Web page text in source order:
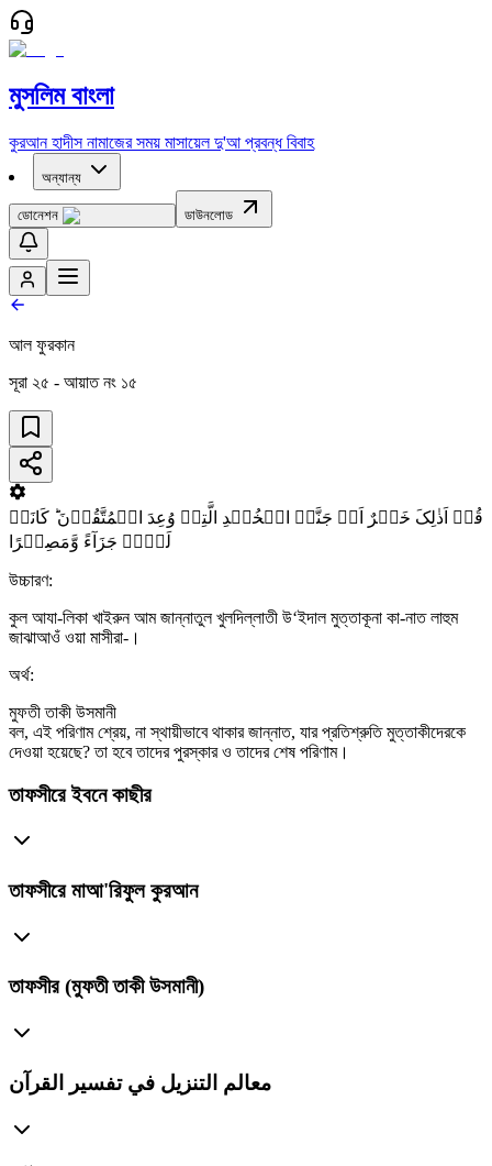
মুসলিম বাংলা
কুরআন হাদীস নামাজের সময় মাসায়েল দু'আ প্রবন্ধ বিবাহ
অন্যান্য
ডোনেশন ডাউনলোড
আল ফুরকান
সূরা ২৫ - আয়াত নং ১৫
قُلۡ اَذٰلِکَ خَیۡرٌ اَمۡ جَنَّۃُ الۡخُلۡدِ الَّتِیۡ وُعِدَ الۡمُتَّقُوۡنَ ؕ کَانَتۡ
لَہُمۡ جَزَآءً وَّمَصِیۡرًا
উচ্চারণ:
কুল আযা-লিকা খাইরুন আম জান্নাতুল খুলদিল্লাতী উ‘ইদাল মুত্তাকূনা কা-নাত লাহুম
জাঝাআওঁ ওয়া মাসীরা-।
অর্থ:
মুফতী তাকী উসমানী
বল, এই পরিণাম শ্রেয়, না স্থায়ীভাবে থাকার জান্নাত, যার প্রতিশ্রুতি মুত্তাকীদেরকে
দেওয়া হয়েছে? তা হবে তাদের পুরস্কার ও তাদের শেষ পরিণাম।
তাফসীরে ইবনে কাছীর
তাফসীরে মাআ'রিফুল কুরআন
তাফসীর (মুফতী তাকী উসমানী)
معالم التنزيل في تفسير القرآن